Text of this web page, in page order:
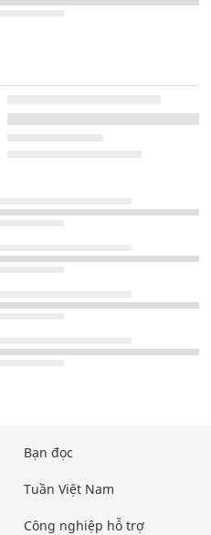
Bạn đọc
Tuần Việt Nam
Công nghiệp hỗ trợ